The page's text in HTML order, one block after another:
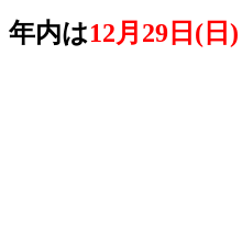
年内は12月29日(日)